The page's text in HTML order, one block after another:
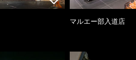
マルエー部入道店